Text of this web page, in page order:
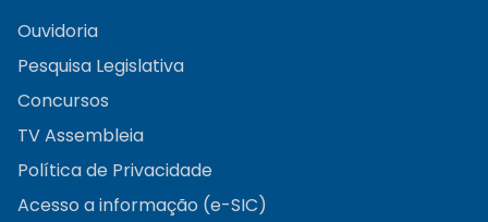
Ouvidoria
Pesquisa Legislativa
Concursos
TV Assembleia
Política de Privacidade
Acesso a informação (e-SIC)